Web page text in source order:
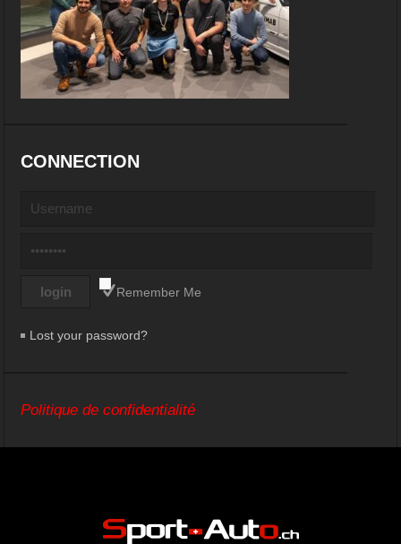
CONNECTION
Remember Me
Lost your password?
Politique de confidentialité